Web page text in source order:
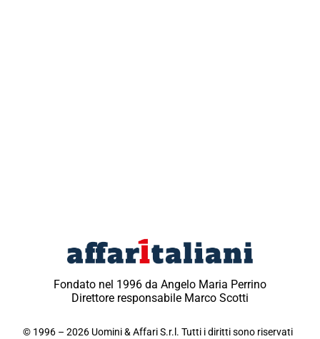
Fondato nel 1996 da Angelo Maria Perrino
Direttore responsabile Marco Scotti
© 1996 – 2026 Uomini & Affari S.r.l. Tutti i diritti sono riservati